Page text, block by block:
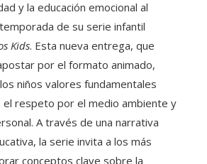
y la educación emocional al
de su serie infantil
Kids. Esta nueva entrega, que
por el formato animado,
niños valores fundamentales
el respeto por el medio ambiente y
A través de una narrativa
la serie invita a los más
conceptos clave sobre la